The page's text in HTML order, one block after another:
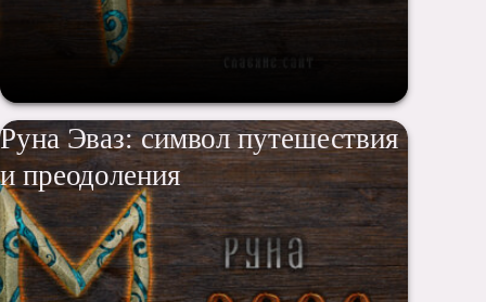
Руна Эваз: символ путешествия
и преодоления